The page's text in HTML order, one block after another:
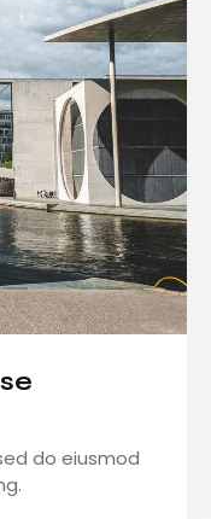
do eiusmod